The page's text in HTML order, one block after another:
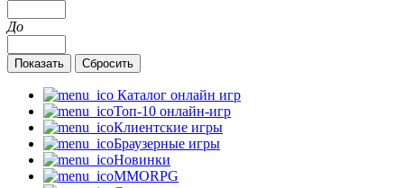
До
Каталог онлайн игр
Топ-10 онлайн-игр
Клиентские игры
Браузерные игры
Новинки
MMORPG